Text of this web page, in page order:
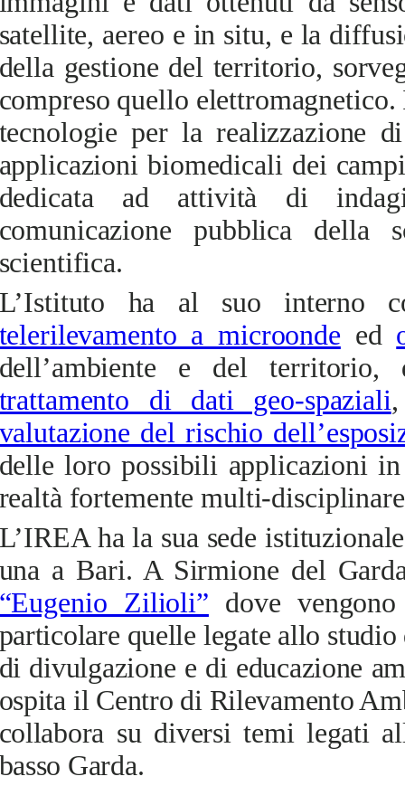
aereo e in situ, e la
gestione del territorio,
quello
per la realizzazione
biomedicali dei
ad attività di
pubblica
ha al suo interno
a microonde ed
e del
di dati geo-spaziali
del rischio
loro possibili applicazioni
fortemente multi-
ha la sua sede
a Bari. A Sirmione del
Zilioli” dove
quelle legate allo
divulgazione e di educazione
il Centro di Rilevamento
su diversi temi legati
Garda.